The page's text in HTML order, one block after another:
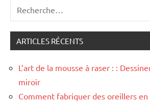
pour
:
ARTICLES RÉCENTS
L’art de la mousse à raser : :
miroir
Comment fabriquer des oreillers